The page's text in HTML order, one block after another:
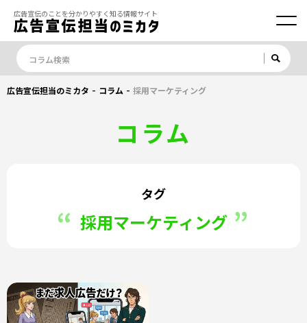
広告宣伝のことを分かりやすく知る情報サイト
広告宣伝担当のミカタ - コラム - 採用マーケティング
コラム
タグ
採用マーケティング